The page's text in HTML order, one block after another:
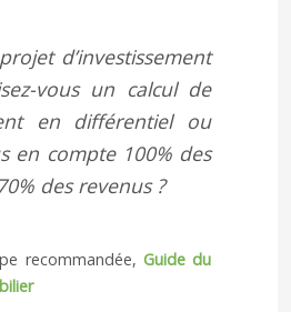
d’investissement
vous un calcul de
en différentiel ou
en compte 100% des
des revenus ?
recommandée, Guide du